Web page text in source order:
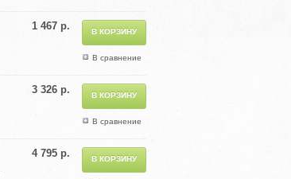
В сравнение
1 467 р.
В сравнение
3 326 р.
4 795 р.